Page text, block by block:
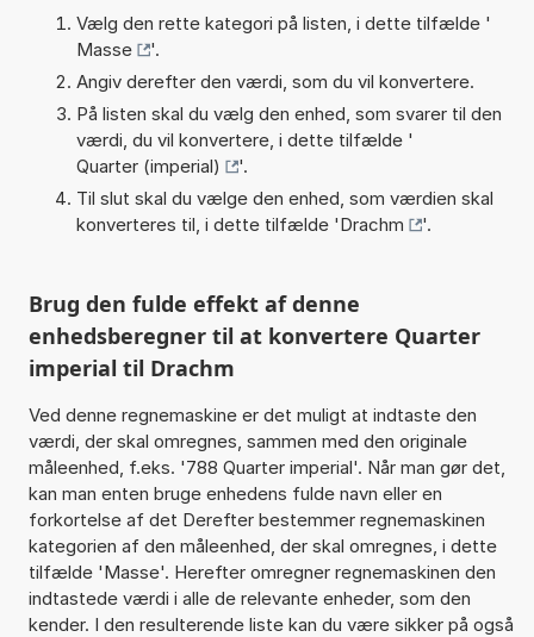
Vælg den rette kategori på listen, i dette tilfælde '
Masse
'.
Angiv derefter den værdi, som du vil konvertere.
På listen skal du vælg den enhed, som svarer til den
værdi, du vil konvertere, i dette tilfælde '
Quarter (imperial)
'.
Til slut skal du vælge den enhed, som værdien skal
konverteres til, i dette tilfælde 'Drachm '.
Brug den fulde effekt af denne
enhedsberegner til at konvertere Quarter
imperial til Drachm
Ved denne regnemaskine er det muligt at indtaste den
værdi, der skal omregnes, sammen med den originale
måleenhed, f.eks. '788 Quarter imperial'. Når man gør det,
kan man enten bruge enhedens fulde navn eller en
forkortelse af det Derefter bestemmer regnemaskinen
kategorien af den måleenhed, der skal omregnes, i dette
tilfælde 'Masse'. Herefter omregner regnemaskinen den
indtastede værdi i alle de relevante enheder, som den
kender. I den resulterende liste kan du være sikker på også